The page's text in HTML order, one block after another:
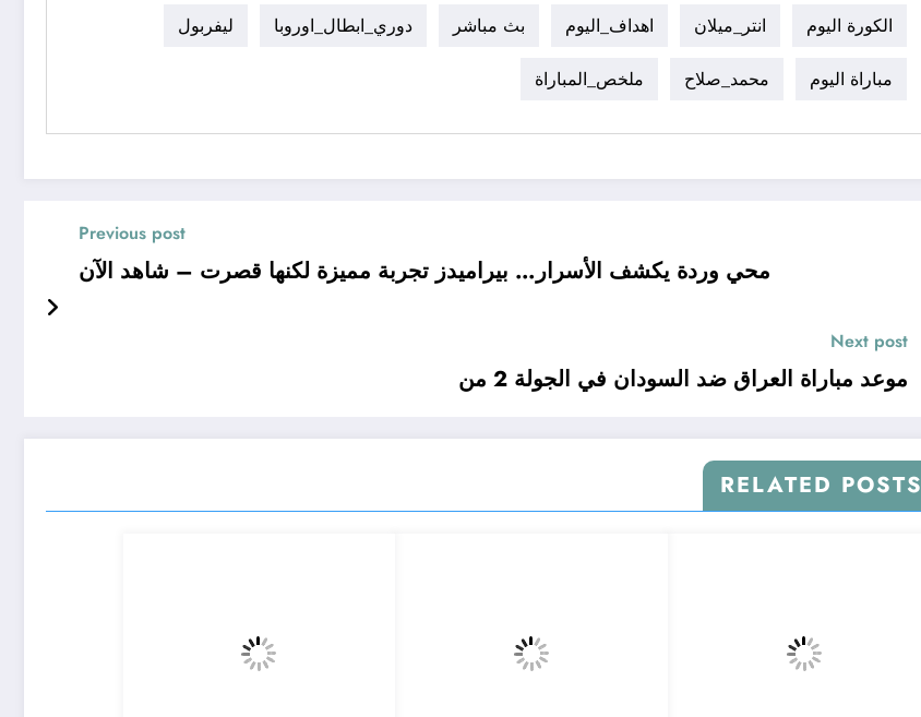
الكورة اليوم انتر_ميلان اهداف_اليوم بث مباشر دوري_ابطال_اوروبا ليفربول
مباراة اليوم محمد_صلاح ملخص_المباراة
Previous post
محي وردة يكشف الأسرار… بيراميدز تجربة مميزة لكنها قصرت – شاهد الآن
Next post
موعد مباراة العراق ضد السودان في الجولة 2 من
RELATED POSTS